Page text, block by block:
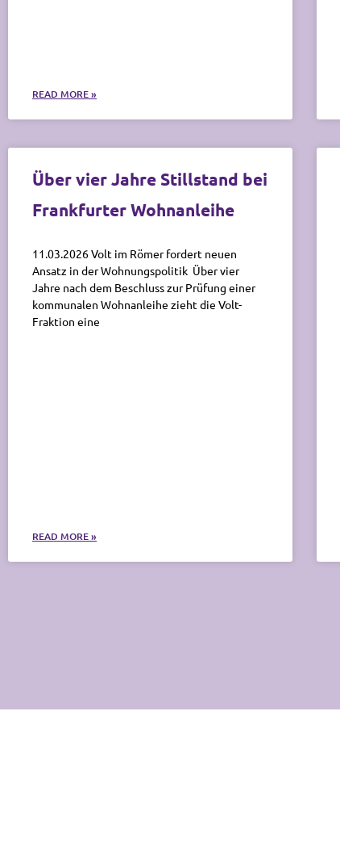
READ MORE »
Über vier Jahre Stillstand bei
Frankfurter Wohnanleihe
11.03.2026 Volt im Römer fordert neuen
Ansatz in der Wohnungspolitik Über vier
Jahre nach dem Beschluss zur Prüfung einer
kommunalen Wohnanleihe zieht die Volt-
Fraktion eine
READ MORE »